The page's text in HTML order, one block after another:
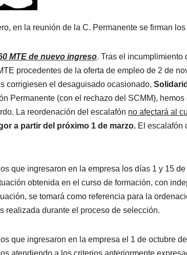
en la reunión de la C. Permanente se firman
MTE de nuevo ingreso. Tras el incumplimiento
procedentes de la oferta de empleo de 2 de
corrigiesen el desaguisado ocasionado,
Permanente (con el rechazo del SCMM),
La reordenación del escalafón no afectará al
a partir del próximo 1 de marzo. El escalafón
que ingresaron en la empresa los días 1 y 15
obtenida en el curso de formación, con
se tomará como referencia para la
realizada durante el proceso de selección.
que ingresaron en la empresa el 1 de octubre
atendiendo a los criterios anteriormente